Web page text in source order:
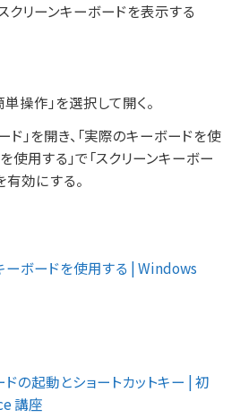
クリーンキーボードを表示する
単操作」を選択して開く。
ド」を開き、「実際のキーボードを使
使用する」で「スクリーンキーボー
有効にする。
ーボードを使用する | Windows
の起動とショートカットキー | 初
講座